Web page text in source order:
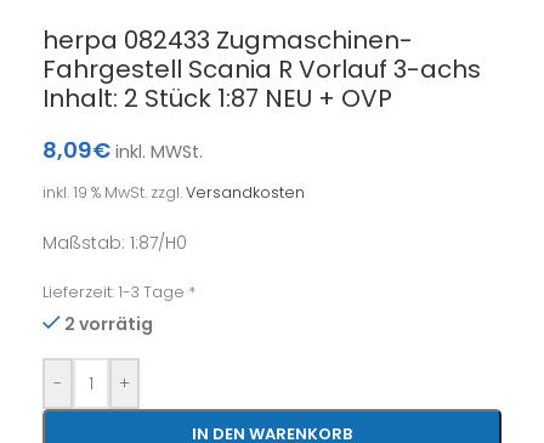
herpa 082433 Zugmaschinen-
Fahrgestell Scania R Vorlauf 3-achs
Inhalt: 2 Stück 1:87 NEU + OVP
8,09€ inkl. MWSt.
inkl. 19 % MwSt. zzgl.Versandkosten
Maßstab: 1:87/H0
Lieferzeit: 1-3 Tage *
2 vorrätig
- +
IN DEN WARENKORB